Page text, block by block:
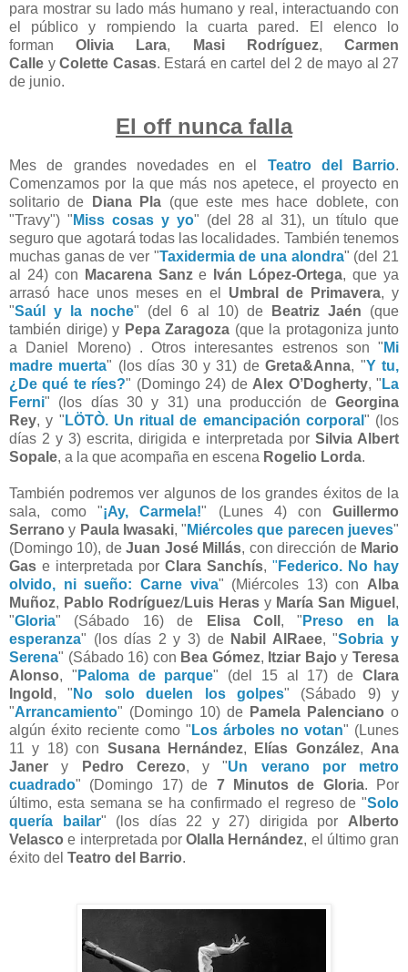
para mostrar su lado más humano y real, interactuando con
el público y rompiendo la cuarta pared. El elenco lo
formanOlivia Lara, Masi Rodríguez,Carmen
Calle y Colette Casas. Estará en cartel del 2 de mayo al 27
de junio.
El off nunca falla
Mes de grandes novedades en el Teatro del Barrio.
Comenzamos por la que más nos apetece, el proyecto en
solitario de
Diana Pla (que este mes hace doblete, con
"Travy") " Miss cosas y yo" (del 28 al 31), un título que
seguro que agotará todas las localidades. También tenemos
muchas ganas de ver "Taxidermia de una alondra" (del 21
al 24) con
Macarena Sanze Iván López-Ortega, que ya
arrasó hace unos meses en el Umbral de Primavera, y
"Saúl y la noche" (del 6 al 10) de Beatriz Jaén (que
también dirige) y Pepa Zaragoza (que la protagoniza junto
a Daniel Moreno) . Otros interesantes estrenos son " Mi
madre muerta" (los días 30 y 31) deGreta&Anna, "Y tu,
¿De qué te ríes?" (Domingo 24) de Alex O’Dogherty, " La
Ferni" (los días 30 y 31) una producción de Georgina
Rey, y " LÖTÒ. Un ritual de emancipación corporal " (los
días 2 y 3) escrita, dirigida e interpretada por Silvia Albert
Sopale, a la que acompaña en escena Rogelio Lorda.
También podremos ver algunos de los grandes éxitos de la
sala, como "¡Ay, Carmela!" (Lunes 4) conGuillermo
Serrano y Paula Iwasaki, " Miércoles que parecen jueves"
(Domingo 10), deJuan José Millás, con dirección de Mario
Gas e interpretada por Clara Sanchís, " Federico. No hay
olvido, ni sueño: Carne viva" (Miércoles 13) con Alba
Muñoz, Pablo Rodríguez/Luis Heras y María San Miguel ,
"Gloria" (Sábado 16) de Elisa Coll , " Preso en la
esperanza" (los días 2 y 3) de Nabil AlRaee, "Sobria y
Serena" (Sábado 16) con Bea Gómez, Itziar Bajo yTeresa
Alonso, " Paloma de parque" (del 15 al 17) deClara
Ingold , " No solo duelen los golpes" (Sábado 9) y
"Arrancamiento" (Domingo 10) de Pamela Palenciano o
algún éxito reciente como " Los árboles no votan" (Lunes
11 y 18) con Susana Hernández, Elías González, Ana
Janer y Pedro Cerezo, y "Un verano por metro
cuadrado" (Domingo 17) de 7 Minutos de Gloria. Por
último, esta semana se ha confirmado el regreso de "Solo
quería bailar" (los días 22 y 27) dirigida por Alberto
Velasco e interpretada por Olalla Hernández, el último gran
éxito del Teatro del Barrio.